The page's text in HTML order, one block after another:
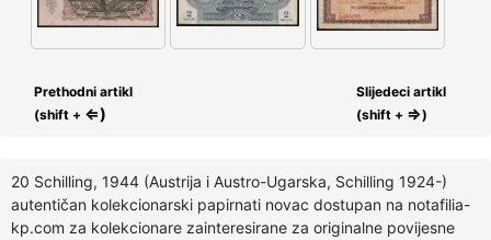
Prethodni artikl
(shift + ⇐)
Slijedeci artikl
(shift + ⇒)
20 Schilling, 1944 (Austrija i Austro-Ugarska, Schilling 1924-)
autentičan kolekcionarski papirnati novac dostupan na notafilia-
kp.com za kolekcionare zainteresirane za originalne povijesne